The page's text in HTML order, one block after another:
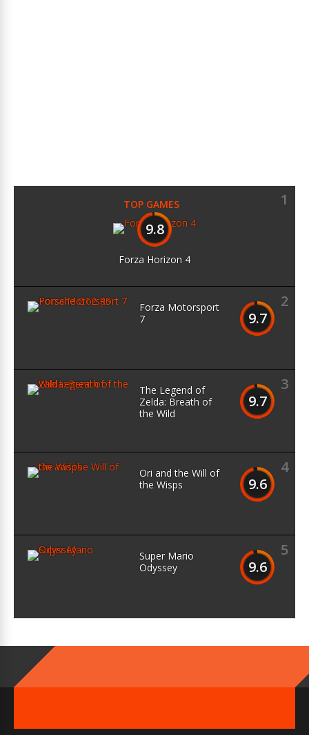
TOP GAMES
1
9.8
Forza Horizon 4
2
9.7
Forza Motorsport
7
3
9.7
The Legend of
Zelda: Breath of
the Wild
4
9.6
Ori and the Will of
the Wisps
5
9.6
Super Mario
Odyssey